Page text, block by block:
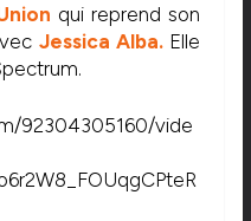
qui reprend son
Jessica Alba.Elle
92304305160/vide